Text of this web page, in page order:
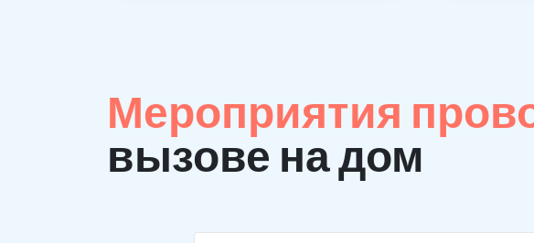
Мероприятия
вызове на дом